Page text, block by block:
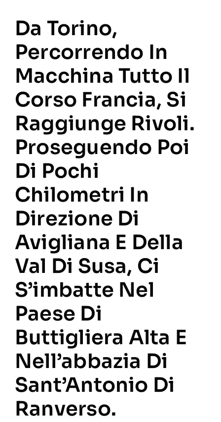
Da Torino,
Percorrendo In
Macchina Tutto Il
Corso Francia, Si
Raggiunge Rivoli.
Proseguendo Poi
Di Pochi
Chilometri In
Direzione Di
Avigliana E Della
Val Di Susa, Ci
S’imbatte Nel
Paese Di
Buttigliera Alta E
Nell’abbazia Di
Sant’Antonio Di
Ranverso.